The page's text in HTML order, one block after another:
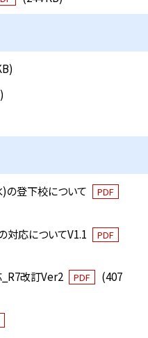
の登下校について PDF
対応についてV1.1
PDF
改訂Ver2
PDF
(407